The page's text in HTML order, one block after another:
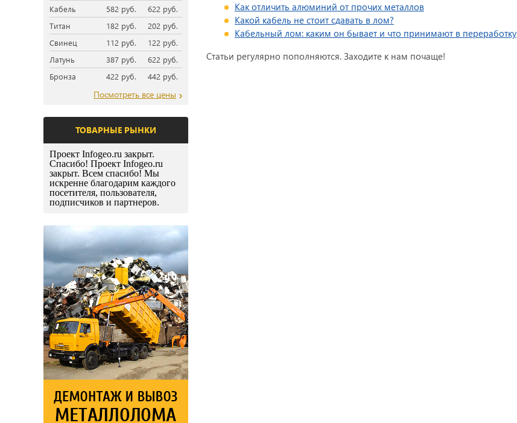
Кабель
582 руб.
622 руб.
Титан
182 руб.
202 руб.
Свинец
112 руб.
122 руб.
Латунь
387 руб.
622 руб.
Бронза
422 руб. 442 руб.
Посмотреть все цены
ТОВАРНЫЕ РЫНКИ
Проект Infogeo.ru закрыт.
Спасибо! Проект Infogeo.ru
закрыт. Всем спасибо! Мы
искренне благодарим каждого
посетителя, пользователя,
подписчиков и партнеров.
Как отличить алюминий от прочих металлов
Какой кабель не стоит сдавать в лом?
Кабельный лом: каким он бывает и что принимают в переработку
Статьи регулярно пополняются. Заходите к нам почаще!